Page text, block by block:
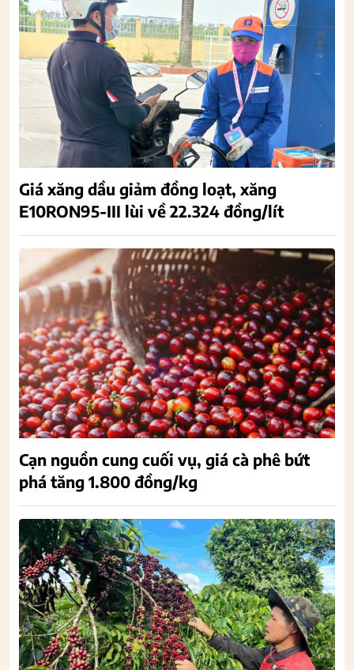
Giá xăng dầu giảm đồng loạt, xăng
E10RON95-III lùi về 22.324 đồng/lít
Cạn nguồn cung cuối vụ, giá cà phê bứt
phá tăng 1.800 đồng/kg